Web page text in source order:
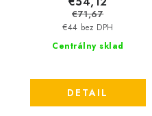
Centrálny sklad
€44 bez DPH
€71,67
DETAIL